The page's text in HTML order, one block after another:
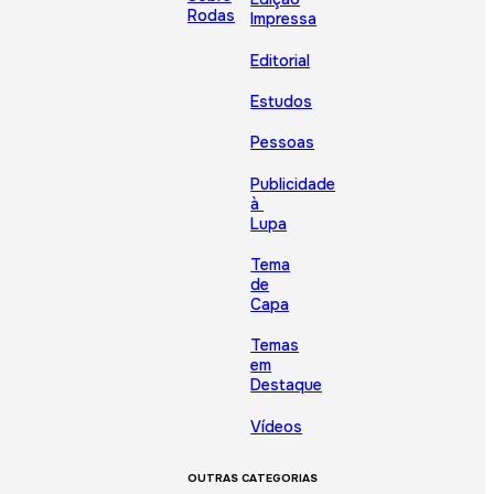
Rodas
Impressa
Editorial
Estudos
Pessoas
Publicidade
à
Lupa
Tema
de
Capa
Temas
em
Destaque
Vídeos
OUTRAS CATEGORIAS